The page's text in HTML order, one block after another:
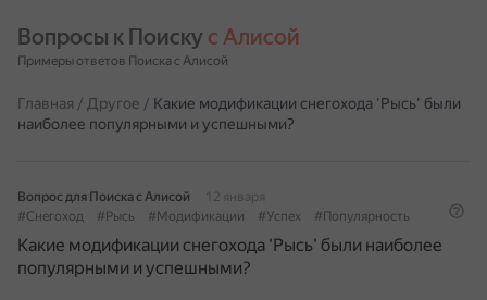
Вопросы к Поиску с Алисой
Примеры ответов Поиска с Алисой
Главная / Другое / Какие модификации снегохода 'Рысь' были
наиболее популярными и успешными?
Вопрос для Поиска с Алисой
12 января
#Снегоход
#Рысь #Модификации #Успех #Популярность
Какие модификации снегохода 'Рысь' были наиболее
популярными и успешными?